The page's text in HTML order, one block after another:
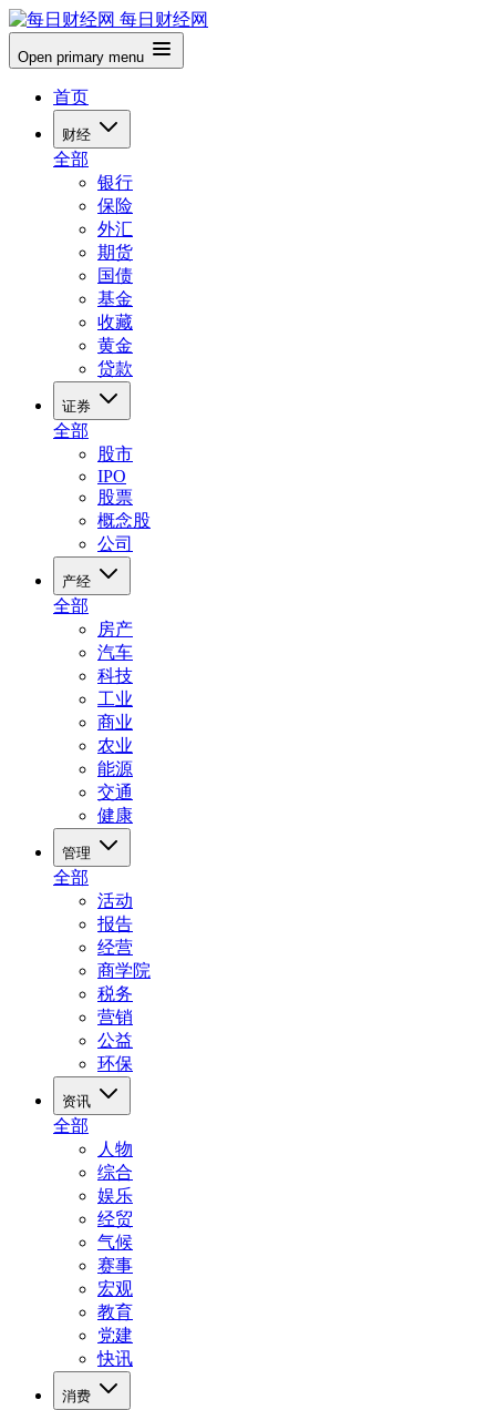
每日财经网
Open primary menu
首页
财经
全部
银行
保险
外汇
期货
国债
基金
收藏
黄金
贷款
证券
全部
股市
IPO
股票
概念股
公司
产经
全部
房产
汽车
科技
工业
商业
农业
能源
交通
健康
管理
全部
活动
报告
经营
商学院
税务
营销
公益
环保
资讯
全部
人物
综合
娱乐
经贸
气候
赛事
宏观
教育
党建
快讯
消费